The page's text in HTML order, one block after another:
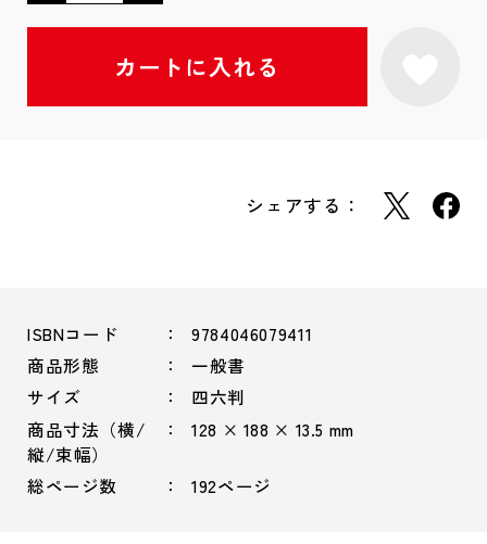
シェアする：
ISBNコード
9784046079411
商品形態
一般書
サイズ
四六判
商品寸法（横/
縦/束幅）
128 × 188 × 13.5 mm
総ページ数 192ページ